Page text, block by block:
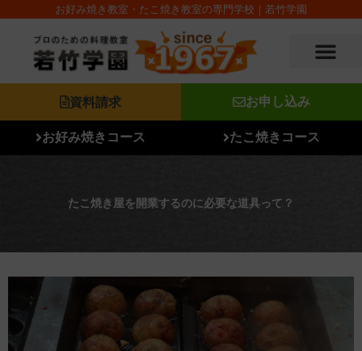
お好み焼き教室・たこ焼き教室の専門学校｜若竹学園
資料請求 お申し込み
お好み焼きコース たこ焼きコース
たこ焼き屋を開業するのに必要な道具って？